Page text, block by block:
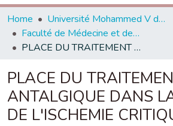
Home
Université Mohammed V de Rabat
Faculté de Médecine et de Pharmacie - Rabat
PLACE DU TRAITEMENT ANTALGIQUE DANS LA DOULEUR DE L'ISCHEMIE CRITIQUE
PLACE DU
ANTALGIQUE DANS
DE L'ISCHEMIE